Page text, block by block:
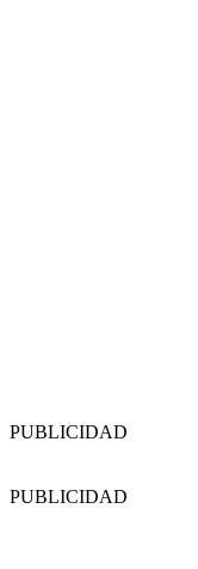
PUBLICIDAD
PUBLICIDAD